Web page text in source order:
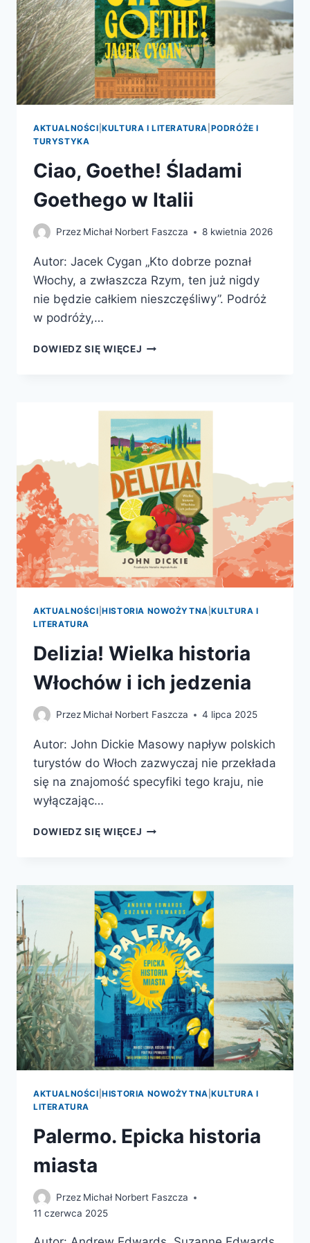
AKTUALNOŚCI |KULTURA I LITERATURA PODRÓŻE I
TURYSTYKA
Ciao, Goethe! Śladami
Goethego w Italii
Przez Michał Norbert Faszcza 8 kwietnia 2026
Autor: Jacek Cygan „Kto dobrze poznał
Włochy, a zwłaszcza Rzym, ten już nigdy
nie będzie całkiem nieszczęśliwy”. Podróż
w podróży,…
DOWIEDZ SIĘ WIĘCEJ CIAO,
ITALII
AKTUALNOŚCI |HISTORIA NOWOŻYTNA |KULTURA I
LITERATURA
Delizia! Wielka historia
Włochów i ich jedzenia
Przez Michał Norbert Faszcza 4 lipca 2025
Autor: John Dickie Masowy napływ polskich
turystów do Włoch zazwyczaj nie przekłada
się na znajomość specyfiki tego kraju, nie
wyłączając…
DOWIEDZ SIĘ WIĘCEJ DELIZIA!
I
ICH
JEDZENIA
AKTUALNOŚCI |HISTORIA NOWOŻYTNA |KULTURA I
LITERATURA
Palermo. Epicka historia
miasta
Przez Michał Norbert Faszcza
11 czerwca 2025